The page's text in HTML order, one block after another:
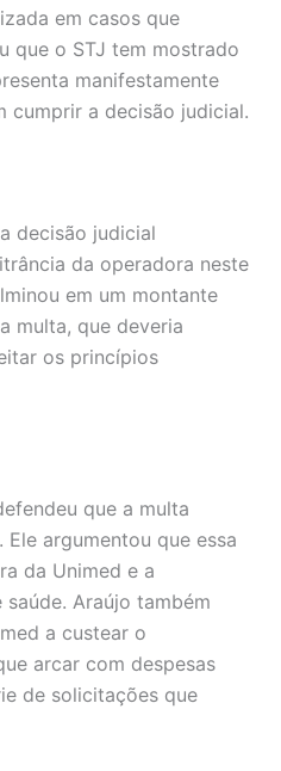
em casos que
que o STJ tem mostrado
manifestamente
cumprir a decisão judicial.
decisão judicial
da operadora neste
em um montante
multa, que deveria
os princípios
que a multa
argumentou que essa
da Unimed e a
Araújo também
a custear o
arcar com despesas
de solicitações que